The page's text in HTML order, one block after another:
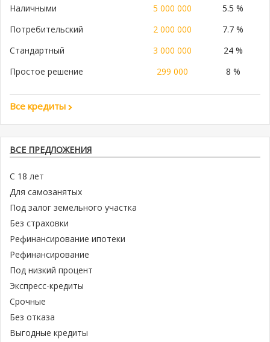
Наличными 5 000 000
5.5 %
Потребительский
2 000 000
7.7 %
Стандартный
3 000 000
24 %
Простое решение
299 000 8 %
Все кредиты
ВСЕ ПРЕДЛОЖЕНИЯ
С 18 лет
Для самозанятых
Под залог земельного участка
Без страховки
Рефинансирование ипотеки
Рефинансирование
Под низкий процент
Экспресс-кредиты
Срочные
Без отказа
Выгодные кредиты